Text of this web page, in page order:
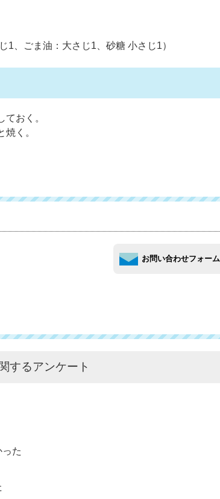
、ごま油：大さじ1、砂糖 小さじ1）
おく。
く。
するアンケート
た